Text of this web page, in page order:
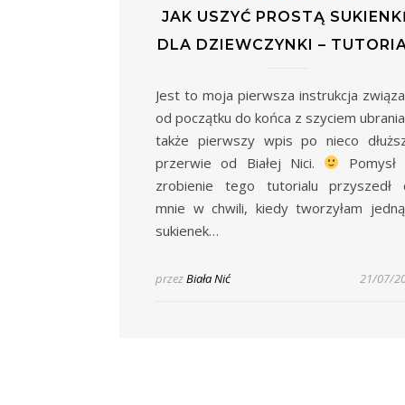
JAK USZYĆ PROSTĄ
DLA DZIEWCZYNKI –
Jest to moja pierwsza instrukcja
od początku do końca z szyciem
także pierwszy wpis po nieco
przerwie od Białej Nici.
Pomysł
zrobienie tego tutorialu przyszedł
mnie w chwili, kiedy tworzyłam
sukienek…
przezBiała Nić 21/07/